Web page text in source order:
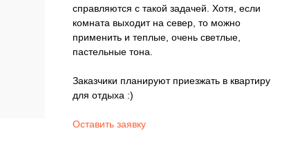
справляются с такой задачей. Хотя, если
комната выходит на север, то можно
применить и теплые, очень светлые,
пастельные тона.
Заказчики планируют приезжать в квартиру
для отдыха :)
Оставить заявку